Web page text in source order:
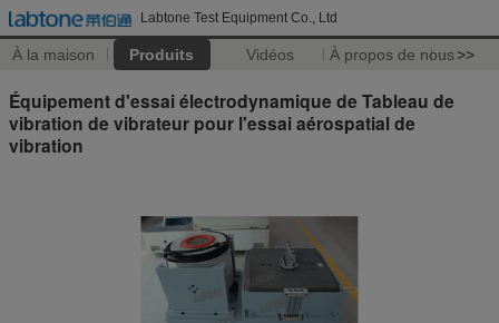
Labtone Test Equipment Co., Ltd
À la maison Produits Vidéos À propos de nous>>
Équipement d'essai électrodynamique de Tableau de
vibration de vibrateur pour l'essai aérospatial de
vibration